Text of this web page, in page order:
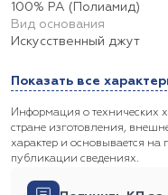
100% PA (Полиамид)
Вид основания
Искусственный джут
Показать все
Информация о технических
стране изготовления,
характер и основывается
публикации сведениях.